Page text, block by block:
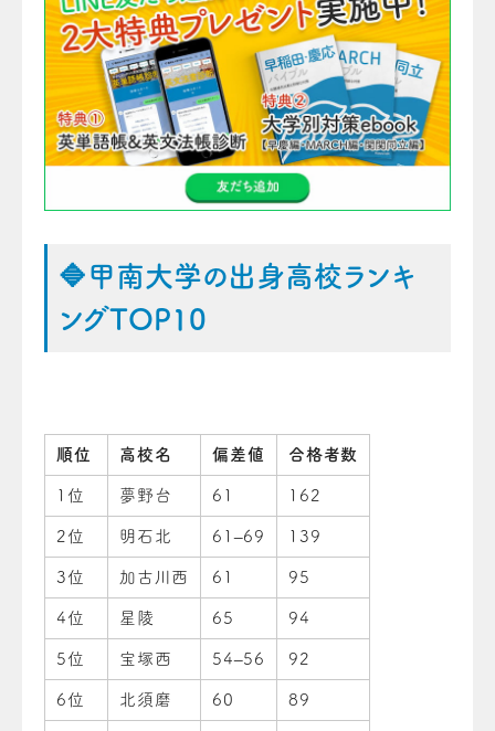
🔷甲南大学の出身高校ランキ
ングTOP10
順位 高校名 偏差値 合格者数
1位 夢野台 61 162
2位 明石北 61–69 139
3位 加古川西 61 95
4位 星陵 65 94
5位 宝塚西 54–56 92
6位 北須磨 60 89